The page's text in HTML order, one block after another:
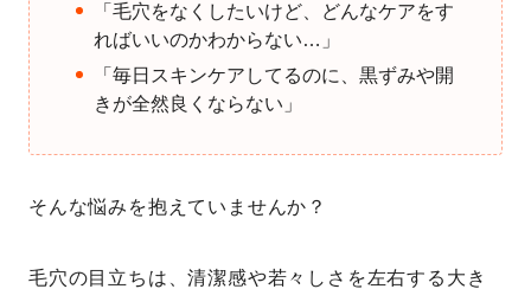
「毛穴をなくしたいけど、どんなケアをす
ればいいのかわからない…」
「毎日スキンケアしてるのに、黒ずみや開
きが全然良くならない」
そんな悩みを抱えていませんか？
毛穴の目立ちは、清潔感や若々しさを左右する大き